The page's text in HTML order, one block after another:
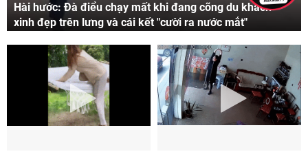
Hài hước: Đà điểu chạy mất khi đang cõng du khách
xinh đẹp trên lưng và cái kết "cười ra nước mắt"